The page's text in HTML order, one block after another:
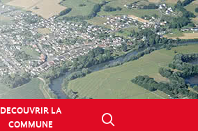
DECOUVRIR LA
COMMUNE